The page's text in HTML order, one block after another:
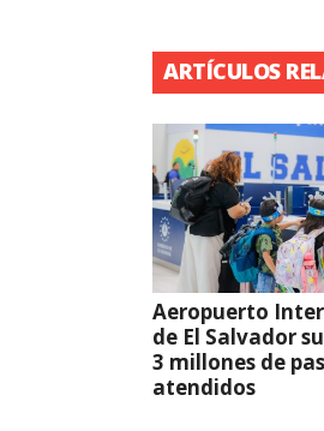
ARTÍCULOS
Aeropuerto
de El Salvador
3 millones de
atendidos